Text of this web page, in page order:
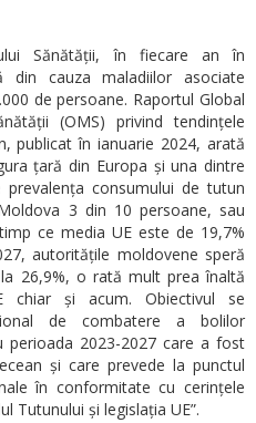
Sănătății, în fiecare an în
din cauza maladiilor asociate
de persoane. Raportul Global
(OMS) privind tendințele
publicat în ianuarie 2024, arată
țară din Europa și una dintre
consumului de tutun
3 din 10 persoane, sau
ce media UE este de 19,7%
autoritățile moldovene speră
26,9%, o rată mult prea înaltă
chiar și acum. Obiectivul se
de combatere a bolilor
perioada 2023-2027 care a fost
și care prevede la punctul
în conformitate cu cerințele
Tutunului și legislația UE”.